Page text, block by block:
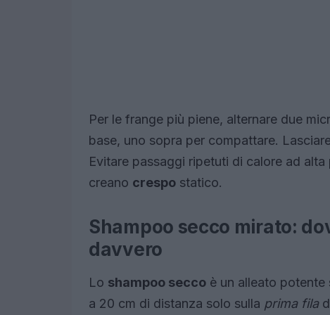
Per le frange più piene, alternare due
base, uno sopra per compattare.
Evitare passaggi ripetuti di calore ad
creano crespo statico.
Shampoo secco mirato:
davvero
Lo shampoo secco è un alleato
a 20 cm di distanza solo sulla prima fila